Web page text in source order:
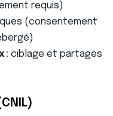
requis)
(consentement
: ciblage et partages